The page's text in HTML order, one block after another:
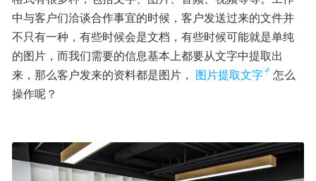
中与客户们洽谈合作事宜的时候，客户发送过来的文件并
不只有一种，有些时候会是文档，有些时候可能就是单纯
的图片，而我们需要的信息基本上都要从文字中提取出
来，那么客户发来的资料都是图片， 图片提取文字
怎么
操作呢？